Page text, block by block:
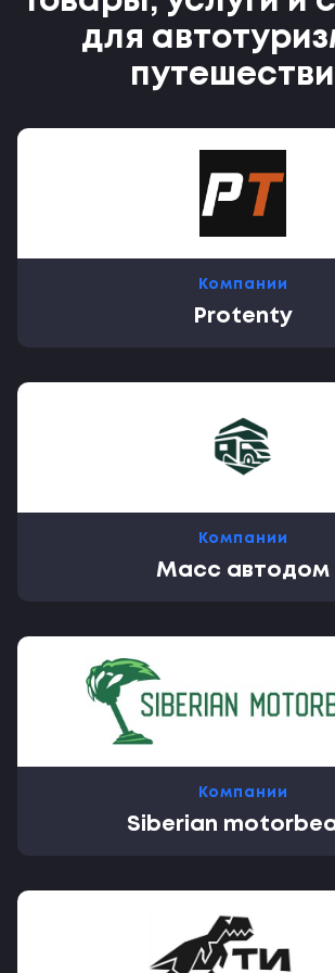
для
Компании
Protenty
Компании
Масс автодом
Компании
Siberian